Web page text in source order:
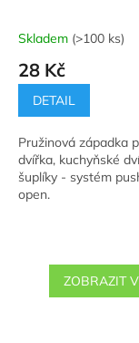
Průměrné
hodnocení
produktu
4,9
5
hvězdiček.
Skladem (>100 ks)
28 Kč
DETAIL
Pružinová západka
dvířka, kuchyňské
šuplíky - systém
open.
ZOBRAZIT